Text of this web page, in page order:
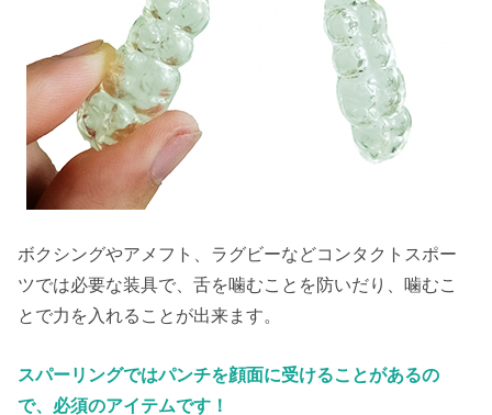
ボクシングやアメフト、ラグビーなどコンタクトスポー
ツでは必要な装具で、舌を噛むことを防いだり、噛むこ
とで力を入れることが出来ます。
スパーリングではパンチを顔面に受けることがあるの
で、必須のアイテムです！